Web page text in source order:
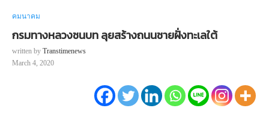
คมนาคม
กรมทางหลวงชนบท ลุยสร้างถนนชายฝั่งทะเลใต้
written by Transtimenews
March 4, 2020